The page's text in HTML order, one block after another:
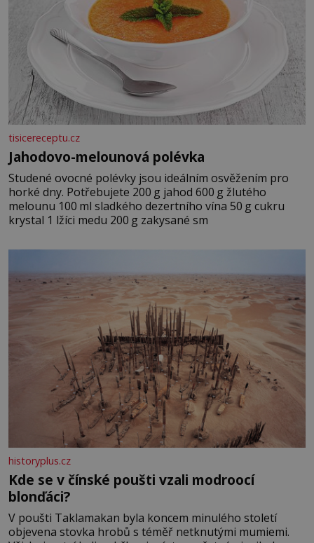
tisicereceptu.cz
Jahodovo-melounová polévka
Studené ovocné polévky jsou ideálním osvěžením pro
horké dny. Potřebujete 200 g jahod 600 g žlutého
melounu 100 ml sladkého dezertního vína 50 g cukru
krystal 1 lžíci medu 200 g zakysané sm
historyplus.cz
Kde se v čínské poušti vzali modroocí
blonďáci?
V poušti Taklamakan byla koncem minulého století
objevena stovka hrobů s téměř netknutými mumiemi.